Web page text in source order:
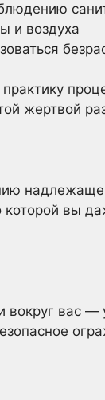
и воздуха
жертвой
вы
вокруг вас —